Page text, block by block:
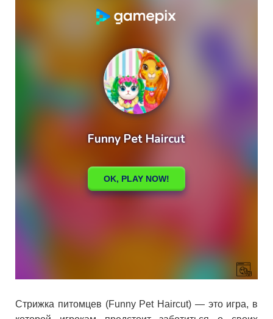
Стрижка питомцев (Funny Pet Haircut) — это игра, в